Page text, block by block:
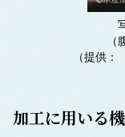
（提供：
加工に用いる